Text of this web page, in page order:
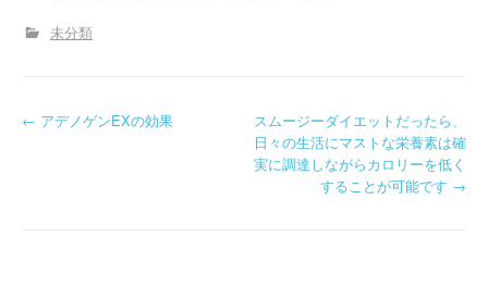
未分類
P
← アデノゲンEXの効果
スムージーダイエットだったら、
日々の生活にマストな栄養素は確
実に調達しながらカロリーを低く
することが可能です →